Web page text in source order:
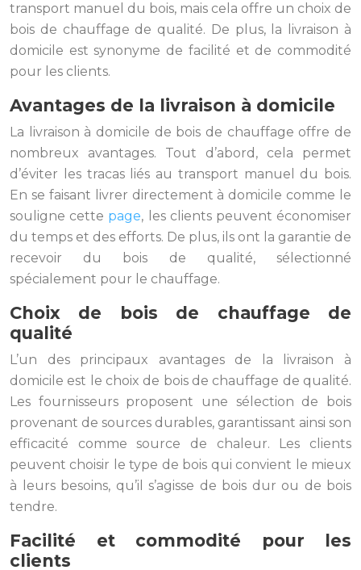
transport manuel du bois, mais cela offre un choix de
bois de chauffage de qualité. De plus, la livraison à
domicile est synonyme de facilité et de commodité
pour les clients.
Avantages de la livraison à domicile
La livraison à domicile de bois de chauffage offre de
nombreux avantages. Tout d’abord, cela permet
d’éviter les tracas liés au transport manuel du bois.
En se faisant livrer directement à domicile comme le
souligne cette page, les clients peuvent économiser
du temps et des efforts. De plus, ils ont la garantie de
recevoir du bois de qualité, sélectionné
spécialement pour le chauffage.
Choix de bois de chauffage de
qualité
L’un des principaux avantages de la livraison à
domicile est le choix de bois de chauffage de qualité.
Les fournisseurs proposent une sélection de bois
provenant de sources durables, garantissant ainsi son
efficacité comme source de chaleur. Les clients
peuvent choisir le type de bois qui convient le mieux
à leurs besoins, qu’il s’agisse de bois dur ou de bois
tendre.
Facilité et commodité pour les
clients